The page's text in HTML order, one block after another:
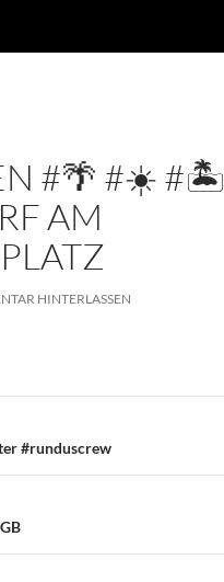
#🌴 #☀️ #🏝
AM
HINTERLASSEN
#runduscrew